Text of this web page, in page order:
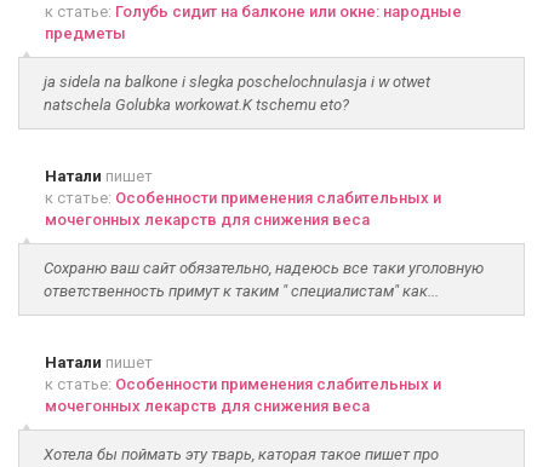
к статье: Голубь сидит на балконе или окне: народные
предметы
ja sidela na balkone i slegka poschelochnulasja i w otwet
natschela Golubka workowat.K tschemu eto?
Натали пишет
к статье: Особенности применения слабительных и
мочегонных лекарств для снижения веса
Сохраню ваш сайт обязательно, надеюсь все таки уголовную
ответственность примут к таким " специалистам" как...
Натали пишет
к статье: Особенности применения слабительных и
мочегонных лекарств для снижения веса
Хотела бы поймать эту тварь, каторая такое пишет про